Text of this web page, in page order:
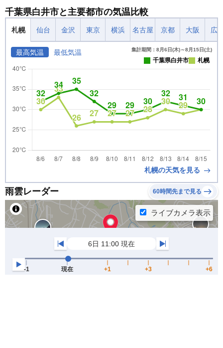
千葉県白井市と主要都市の気温比較
札幌 仙台 金沢 東京 横浜 名古屋 京都 大阪 広
最高気温 最低気温 集計期間：8月6日(木)～8月15日(土)
千葉県白井市 札幌
札幌の天気を見る
雨雲レーダー 60時間先まで見る